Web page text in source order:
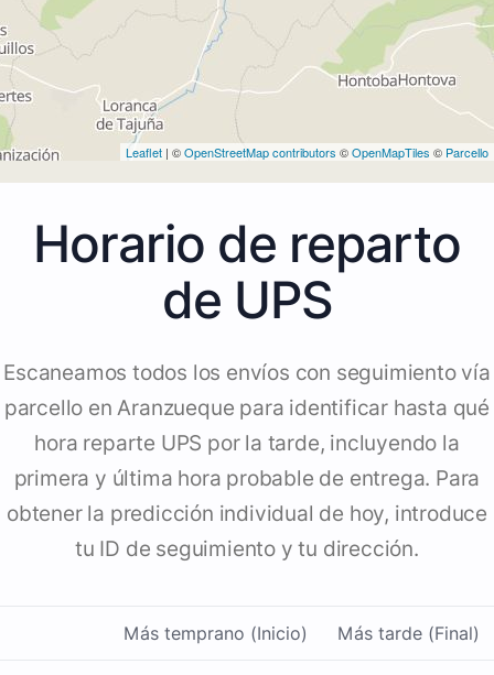
Leaflet | ©OpenStreetMap contributors ©OpenMapTiles © Parcello
Horario de reparto
de UPS
Escaneamos todos los envíos con seguimiento vía
parcello en Aranzueque para identificar hasta qué
hora reparte UPS por la tarde, incluyendo la
primera y última hora probable de entrega. Para
obtener la predicción individual de hoy, introduce
tu ID de seguimiento y tu dirección.
Más temprano (Inicio) Más tarde (Final)